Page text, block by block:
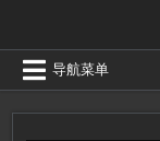
导航菜单